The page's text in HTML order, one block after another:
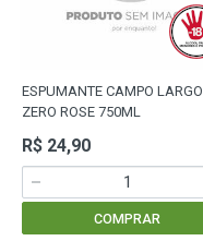
ESPUMANTE CAMPO LARGO
ZERO ROSE 750ML
R$ 24,90
COMPRAR